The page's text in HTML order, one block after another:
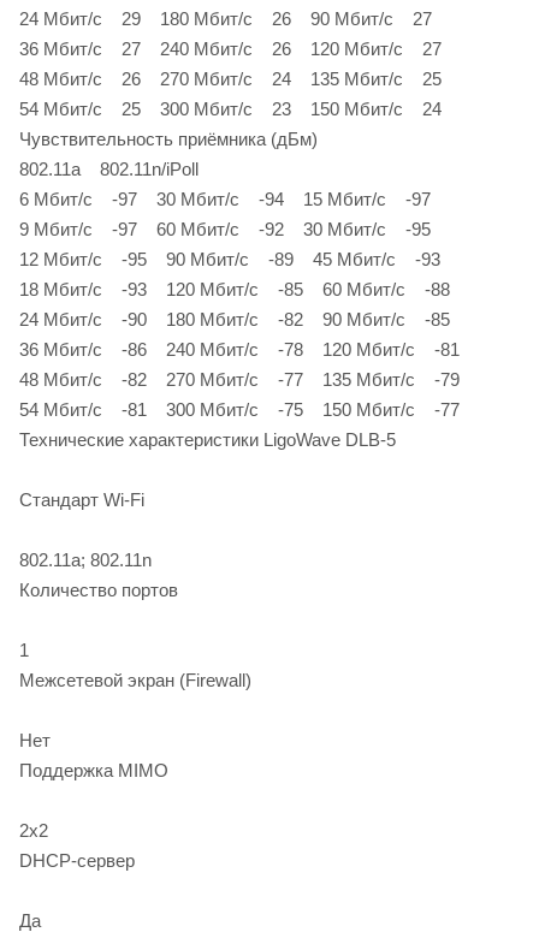
24 Мбит/c 29 180 Мбит/c 26 90 Мбит/c 27
36 Мбит/c 27 240 Мбит/c 26 120 Мбит/c 27
48 Мбит/c 26 270 Мбит/c 24 135 Мбит/c 25
54 Мбит/c 25 300 Мбит/c 23 150 Мбит/c 24
Чувствительность приёмника (дБм)
802.11a 802.11n/iPoll
6 Мбит/c -97 30 Мбит/c -94 15 Мбит/c -97
9 Мбит/c -97 60 Мбит/c -92 30 Мбит/c -95
12 Мбит/c -95 90 Мбит/c -89 45 Мбит/c -93
18 Мбит/c -93 120 Мбит/c -85 60 Мбит/c -88
24 Мбит/c -90 180 Мбит/c -82 90 Мбит/c -85
36 Мбит/c -86 240 Мбит/c -78 120 Мбит/c -81
48 Мбит/c -82 270 Мбит/c -77 135 Мбит/c -79
54 Мбит/c -81 300 Мбит/c -75 150 Мбит/c -77
Технические характеристики LigoWave DLB-5
Стандарт Wi-Fi
802.11a; 802.11n
Количество портов
1
Межсетевой экран (Firewall)
Нет
Поддержка MIMO
2x2
DHCP-сервер
Да